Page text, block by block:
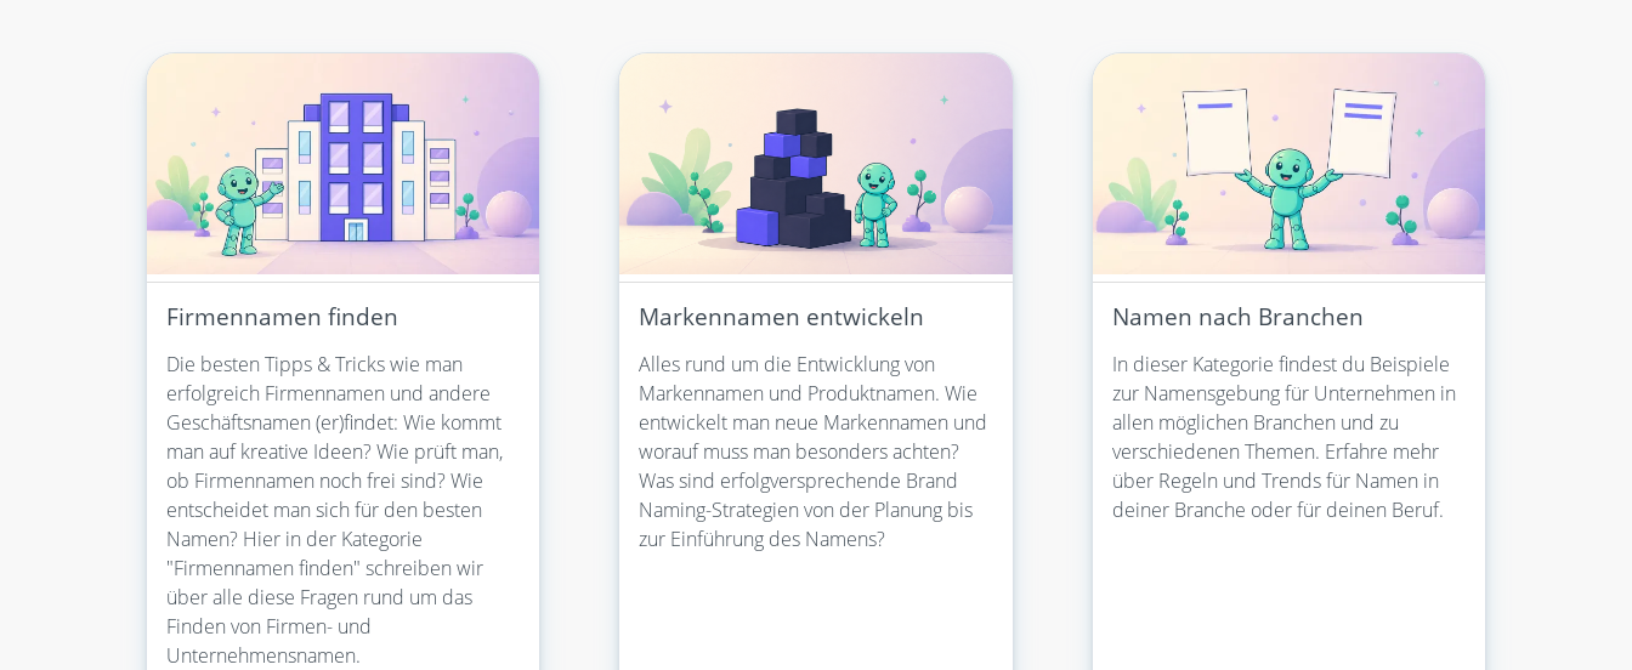
Firmennamen finden
Die besten Tipps & Tricks wie man
erfolgreich Firmennamen und andere
Geschäftsnamen (er)findet: Wie kommt
man auf kreative Ideen? Wie prüft man,
ob Firmennamen noch frei sind? Wie
entscheidet man sich für den besten
Namen? Hier in der Kategorie
"Firmennamen finden" schreiben wir
über alle diese Fragen rund um das
Finden von Firmen- und
Unternehmensnamen.
Markennamen entwickeln
Alles rund um die Entwicklung von
Markennamen und Produktnamen. Wie
entwickelt man neue Markennamen und
worauf muss man besonders achten?
Was sind erfolgversprechende Brand
Naming-Strategien von der Planung bis
zur Einführung des Namens?
Namen nach Branchen
In dieser Kategorie findest du Beispiele
zur Namensgebung für Unternehmen in
allen möglichen Branchen und zu
verschiedenen Themen. Erfahre mehr
über Regeln und Trends für Namen in
deiner Branche oder für deinen Beruf.